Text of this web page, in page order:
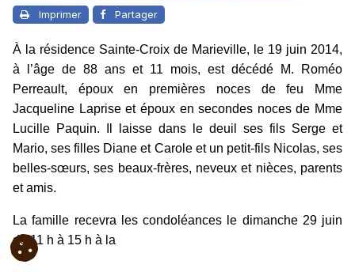
Imprimer Partager
À la résidence Sainte-Croix de Marieville, le 19 juin 2014,
à l’âge de 88 ans et 11 mois, est décédé M. Roméo
Perreault, époux en premières noces de feu Mme
Jacqueline Laprise et époux en secondes noces de Mme
Lucille Paquin. Il laisse dans le deuil ses fils Serge et
Mario, ses filles Diane et Carole et un petit-fils Nicolas, ses
belles-sœurs, ses beaux-frères, neveux et nièces, parents
et amis.
La famille recevra les condoléances le dimanche 29 juin
de 11 h à 15 h à la